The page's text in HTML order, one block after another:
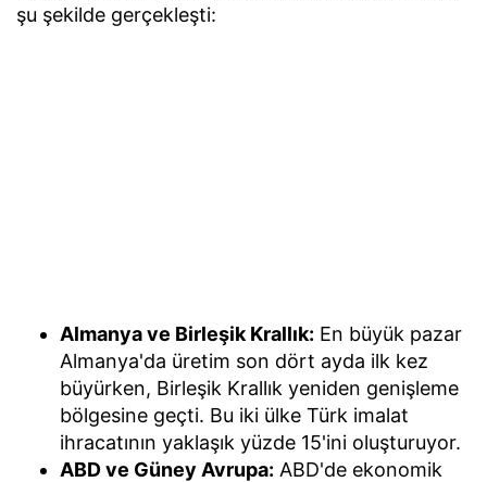
şu şekilde gerçekleşti:
Almanya ve Birleşik Krallık: En büyük pazar
Almanya'da üretim son dört ayda ilk kez
büyürken, Birleşik Krallık yeniden genişleme
bölgesine geçti. Bu iki ülke Türk imalat
ihracatının yaklaşık yüzde 15'ini oluşturuyor.
ABD ve Güney Avrupa: ABD'de ekonomik